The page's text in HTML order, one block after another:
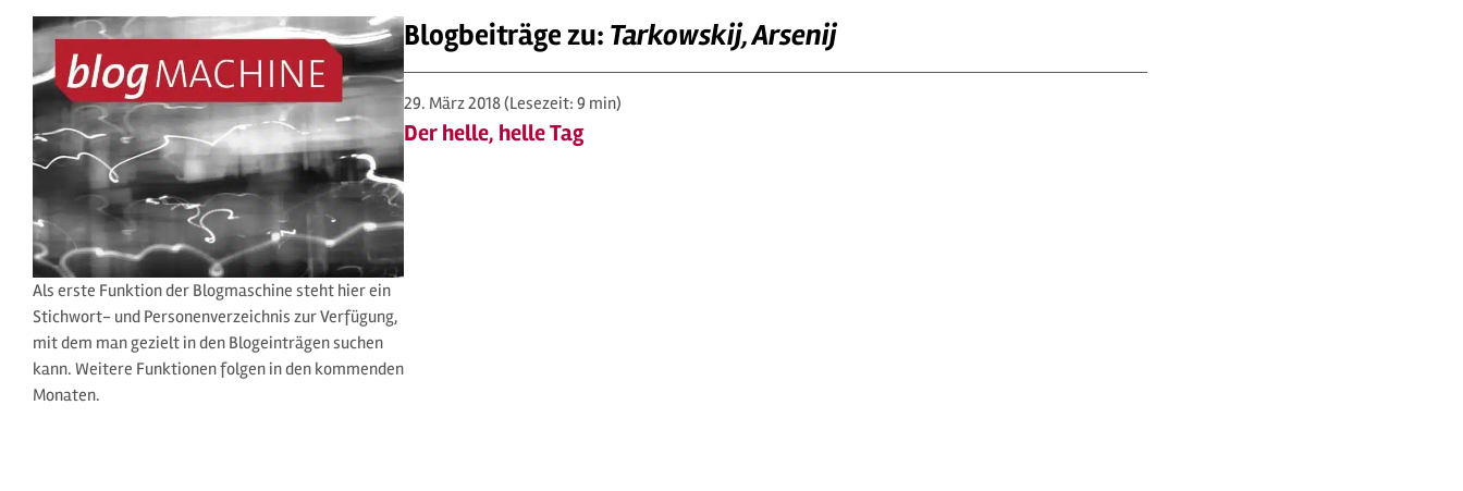
Als erste Funktion der Blogmaschine steht hier ein
Stichwort- und Personenverzeichnis zur Verfügung,
mit dem man gezielt in den Blogeinträgen suchen
kann. Weitere Funktionen folgen in den kommenden
Monaten.
Blogbeiträge zu: Tarkowskij, Arsenij
29. März 2018(Lesezeit: 9 min)
Der helle, helle Tag